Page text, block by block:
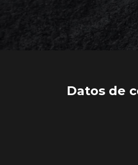
Datos de